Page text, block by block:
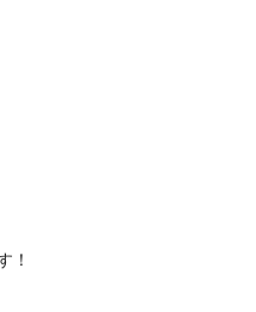
！